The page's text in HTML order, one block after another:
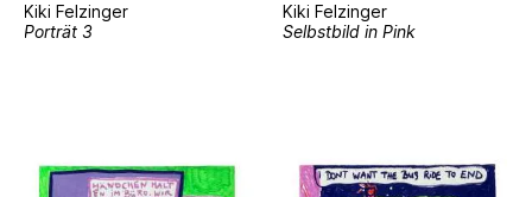
Kiki Felzinger
Porträt 3
Kiki Felzinger
Selbstbild in Pink